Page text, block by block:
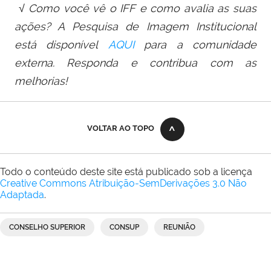
√ Como você vê o IFF e como avalia as suas
ações? A Pesquisa de Imagem Institucional
está disponível AQUI para a comunidade
externa. Responda e contribua com as
melhorias!
VOLTAR AO TOPO
Todo o conteúdo deste site está publicado sob a licença
Creative Commons Atribuição-SemDerivações 3.0 Não
Adaptada.
CONSELHO SUPERIOR CONSUP REUNIÃO